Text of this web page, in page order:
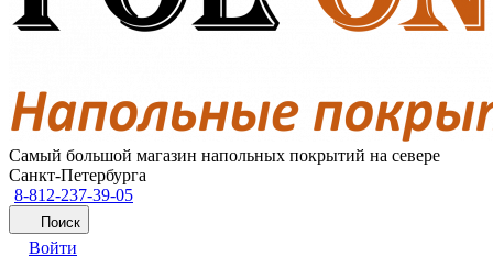
Самый большой магазин напольных покрытий на севере
Санкт-Петербурга
8-812-237-39-05
Поиск
Войти